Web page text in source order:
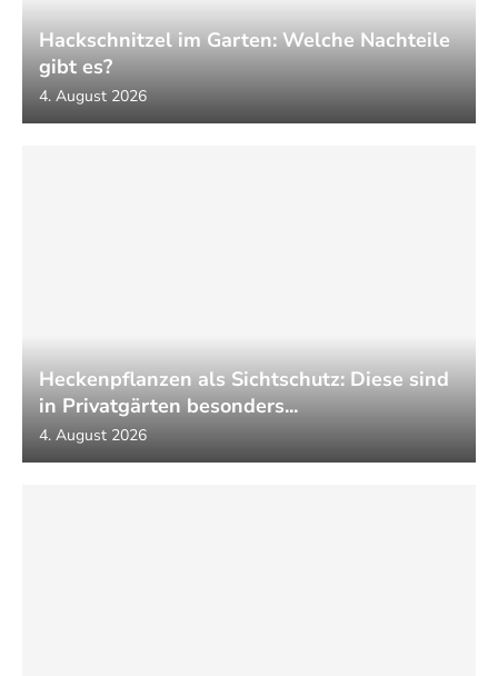
Hackschnitzel im Garten: Welche Nachteile
gibt es?
4. August 2026
Heckenpflanzen als Sichtschutz: Diese sind
in Privatgärten besonders...
4. August 2026